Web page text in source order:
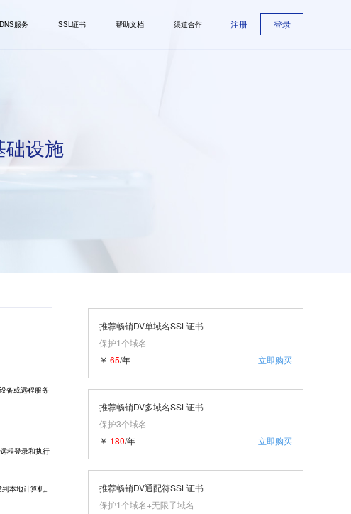
DNS服务 SSL证书 帮助文档 渠道合作 注册 登录
设施
备或远程服务
程登录和执行
本地计算机。
推荐畅销DV单域名SSL证书
保护1个域名
立即购买
￥ 65/年
推荐畅销DV多域名SSL证书
保护3个域名
立即购买
￥ 180/年
推荐畅销DV通配符SSL证书
保护1个域名+无限子域名